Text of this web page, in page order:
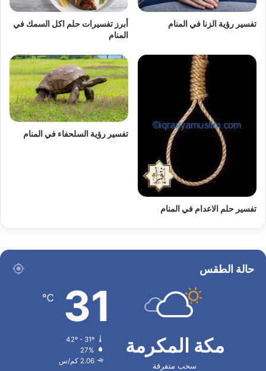
تفسير رؤية الزنا في المنام
أبرز تفسيرات حلم اكل السمك في
المنام
تفسير حلم الاعدام في المنام
تفسير رؤية السلحفاء في المنام
حالة الطقس
مكة المكرمة
سحب متفرقة
31
℃
42º - 31º
27%
2.06 كم/س